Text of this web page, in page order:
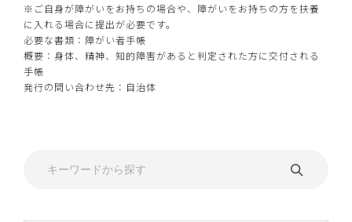
※ご自身が障がいをお持ちの場合や、障がいをお持ちの方を扶養
に入れる場合に提出が必要です。
必要な書類：障がい者手帳
概要：身体、精神、知的障害があると判定された方に交付される
手帳
発行の問い合わせ先：自治体